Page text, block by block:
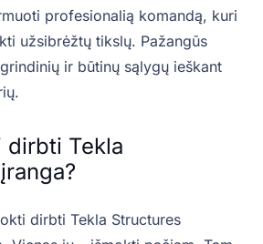
profesionalią komandą, kuri
užsibrėžtų tikslų. Pažangūs
ir būtinų sąlygų ieškant
dirbti Tekla
dirbti Tekla Structures